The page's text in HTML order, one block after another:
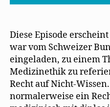
Diese Episode
war vom Schweizer
eingeladen, zu einem
Medizinethik zu
Recht auf Nicht-
normalerweise ein